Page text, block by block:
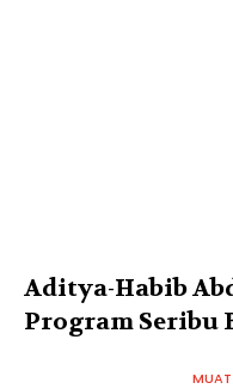
Aditya-Habib
Program Seribu
MUAT